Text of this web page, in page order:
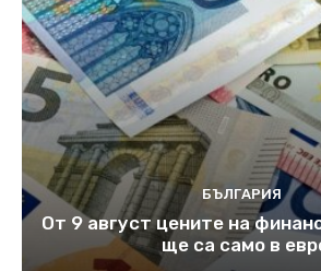
БЪЛГАРИЯ
От 9 август цените на
ще са само в